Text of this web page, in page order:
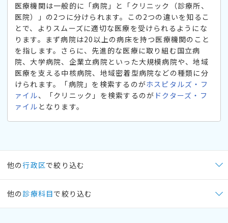
医療機関は一般的に「病院」と「クリニック（診療所、
医院）」の2つに分けられます。この2つの違いを知るこ
とで、よりスムーズに適切な医療を受けられるようにな
ります。まず病院は20以上の病床を持つ医療機関のこと
を指します。さらに、先進的な医療に取り組む国立病
院、大学病院、企業立病院といった大規模病院や、地域
医療を支える中核病院、地域密着型病院などの種類に分
けられます。「病院」を検索するのがホスピタルズ・フ
ァイル、「クリニック」を検索するのが ドクターズ・フ
ァイル となります。
他の行政区で絞り込む
他の 診療科目で絞り込む